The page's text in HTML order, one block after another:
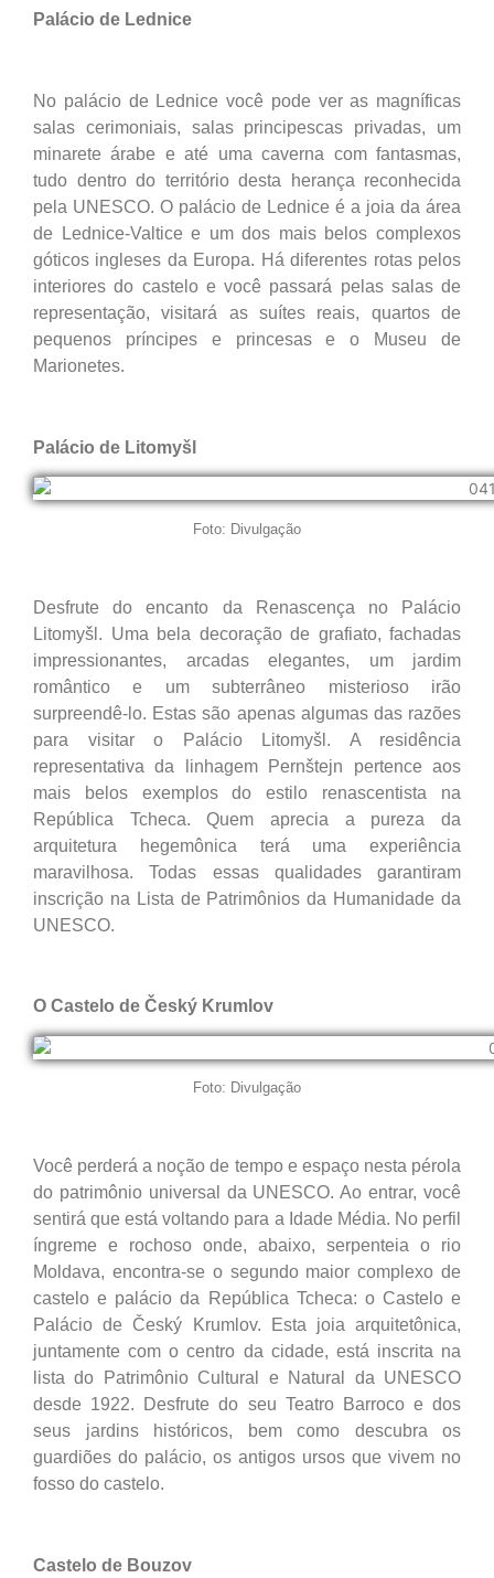
Palácio de Lednice
No palácio de Lednice você pode ver as magníficas
salas cerimoniais, salas principescas privadas, um
minarete árabe e até uma caverna com fantasmas,
tudo dentro do território desta herança reconhecida
pela UNESCO. O palácio de Lednice é a joia da área
de Lednice-Valtice e um dos mais belos complexos
góticos ingleses da Europa. Há diferentes rotas pelos
interiores do castelo e você passará pelas salas de
representação, visitará as suítes reais, quartos de
pequenos príncipes e princesas e o Museu de
Marionetes.
Palácio de Litomyšl
Foto: Divulgação
Desfrute do encanto da Renascença no Palácio
Litomyšl. Uma bela decoração de grafiato, fachadas
impressionantes, arcadas elegantes, um jardim
romântico e um subterrâneo misterioso irão
surpreendê-lo. Estas são apenas algumas das razões
para visitar o Palácio Litomyšl. A residência
representativa da linhagem Pernštejn pertence aos
mais belos exemplos do estilo renascentista na
República Tcheca. Quem aprecia a pureza da
arquitetura hegemônica terá uma experiência
maravilhosa. Todas essas qualidades garantiram
inscrição na Lista de Patrimônios da Humanidade da
UNESCO.
O Castelo de Český Krumlov
Foto: Divulgação
Você perderá a noção de tempo e espaço nesta pérola
do patrimônio universal da UNESCO. Ao entrar, você
sentirá que está voltando para a Idade Média. No perfil
íngreme e rochoso onde, abaixo, serpenteia o rio
Moldava, encontra-se o segundo maior complexo de
castelo e palácio da República Tcheca: o Castelo e
Palácio de Český Krumlov. Esta joia arquitetônica,
juntamente com o centro da cidade, está inscrita na
lista do Patrimônio Cultural e Natural da UNESCO
desde 1922. Desfrute do seu Teatro Barroco e dos
seus jardins históricos, bem como descubra os
guardiões do palácio, os antigos ursos que vivem no
fosso do castelo.
Castelo de Bouzov